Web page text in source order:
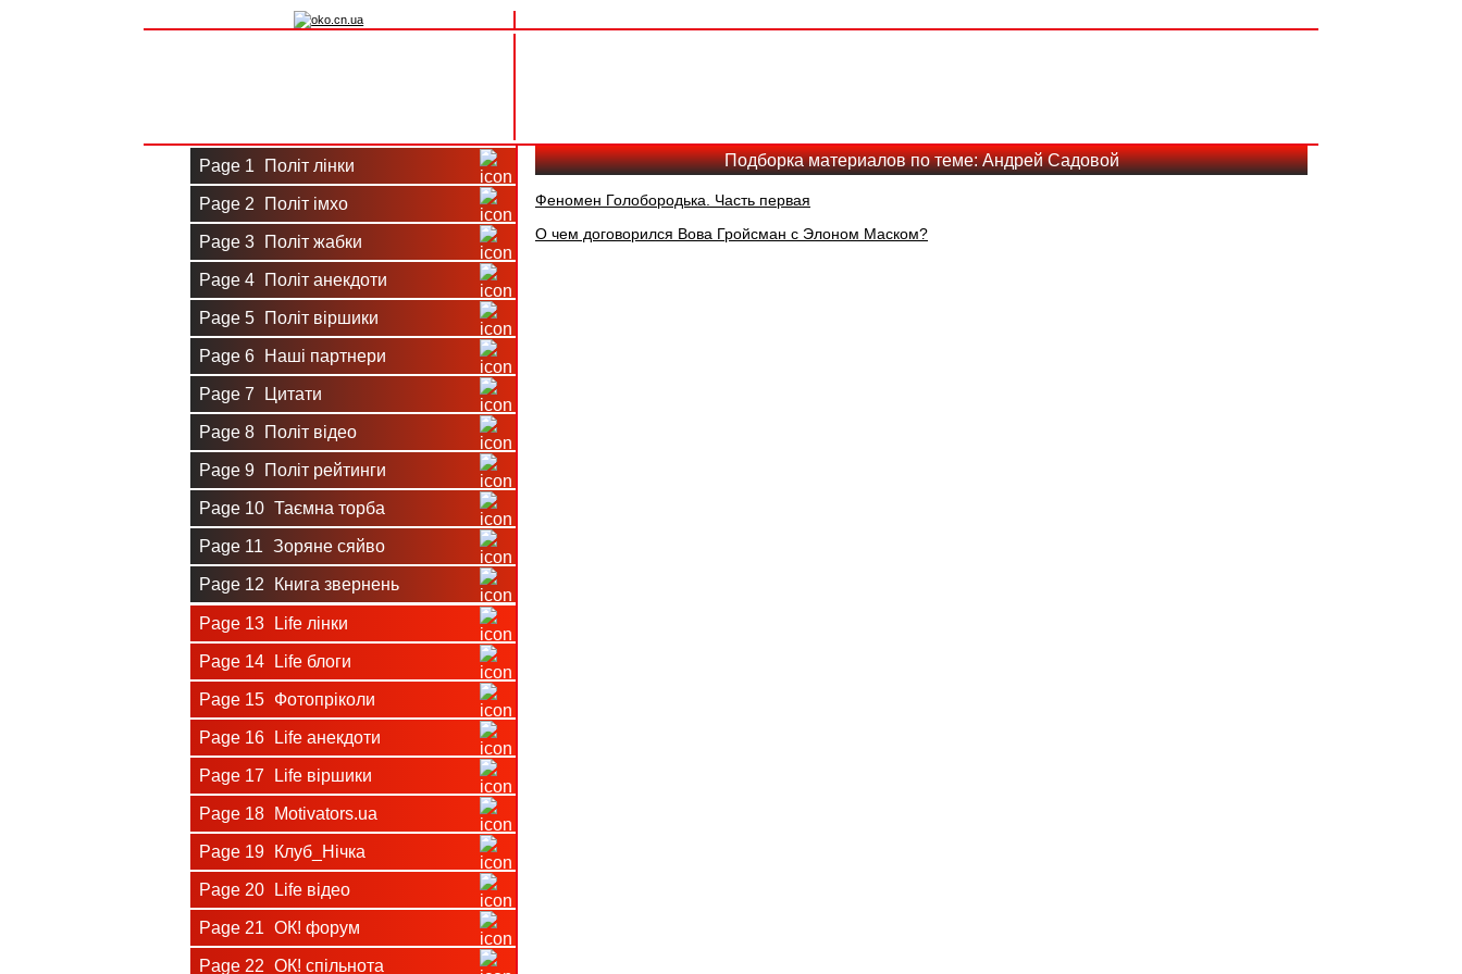
Page 1 Політ лінки
Page 2 Політ імхо
Page 3 Політ жабки
Page 4 Політ анекдоти
Page 5 Політ віршики
Page 6 Наші партнери
Page 7 Цитати
Page 8 Політ відео
Page 9 Політ рейтинги
Page 10 Таємна торба
Page 11 Зоряне сяйво
Page 12 Книга звернень
Page 13 Life лінки
Page 14 Life блоги
Page 15 Фотопріколи
Page 16 Life анекдоти
Page 17 Life віршики
Page 18 Motivators.ua
Page 19 Клуб_Нічка
Page 20 Life відео
Page 21 ОК! форум
Page 22 ОК! спільнота
Подборка материалов по теме: Андрей Садовой
Феномен Голобородька. Часть первая
О чем договорился Вова Гройсман с Элоном Маском?